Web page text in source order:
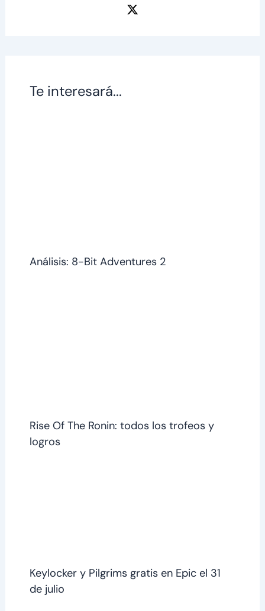
Te interesará...
Análisis: 8-Bit Adventures 2
Rise Of The Ronin: todos los trofeos y
logros
Keylocker y Pilgrims gratis en Epic el 31
de julio